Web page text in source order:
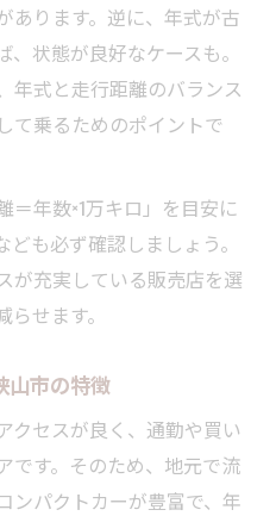
あります。逆に、年式が古
状態が良好なケースも。
年式と走行距離のバランス
て乗るためのポイントで
年数×1万キロ」を目安に
も必ず確認しましょう。
が充実している販売店を選
せます。
山市の特徴
クセスが良く、通勤や買い
です。そのため、地元で流
ンパクトカーが豊富で、年